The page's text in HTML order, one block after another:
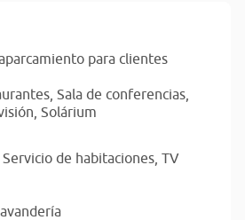
para clientes
Sala de conferencias,
Solárium
Servicio de habitaciones, TV